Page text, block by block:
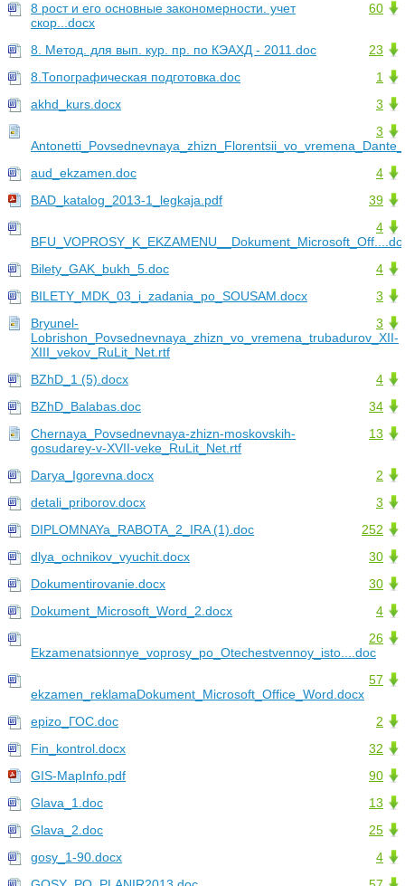
60
8 рост и его основные закономерности. учет
скор...docx
23
8. Метод. для вып. кур. пр. по КЭАХД - 2011.doc
1
8.Топографическая подготовка.doc
3
akhd_kurs.docx
3
4
aud_ekzamen.doc
39
BAD_katalog_2013-1_legkaja.pdf
4
4
Bilety_GAK_bukh_5.doc
3
BILETY_MDK_03_i_zadania_po_SOUSAM.docx
3
Bryunel-
Lobrishon_Povsednevnaya_zhizn_vo_vremena_trubadurov_XII-
XIII_vekov_RuLit_Net.rtf
4
BZhD_1 (5).docx
34
BZhD_Balabas.doc
13
Chernaya_Povsednevnaya-zhizn-moskovskih-
gosudarey-v-XVII-veke_RuLit_Net.rtf
2
Darya_Igorevna.docx
3
detali_priborov.docx
252
DIPLOMNAYa_RABOTA_2_IRA (1).doc
30
dlya_ochnikov_vyuchit.docx
30
Dokumentirovanie.docx
4
Dokument_Microsoft_Word_2.docx
26
Ekzamenatsionnye_voprosy_po_Otechestvennoy_isto....doc
57
ekzamen_reklamaDokument_Microsoft_Office_Word.docx
2
epizo_ГОС.doc
32
Fin_kontrol.docx
90
GIS-MapInfo.pdf
13
Glava_1.doc
25
Glava_2.doc
4
gosy_1-90.docx